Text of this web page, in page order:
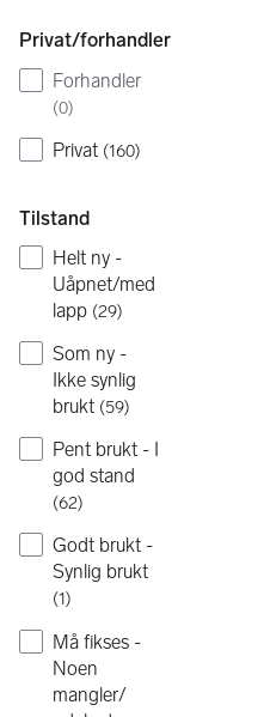
Privat/forhandler
Forhandler
(0)
Privat (160)
Tilstand
Helt ny -
Uåpnet/med
lapp (29)
Som ny -
Ikke synlig
brukt (59)
Pent brukt - I
god stand
(62)
Godt brukt -
Synlig brukt
(1)
Må fikses -
Noen
mangler/